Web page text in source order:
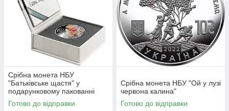
Срібна монета НБУ
"Батьківське щастя" у
подарунковому пакованні
Готово до відправки
Срібна монета НБУ "Ой у лузі
червона калина"
Готово до відправки